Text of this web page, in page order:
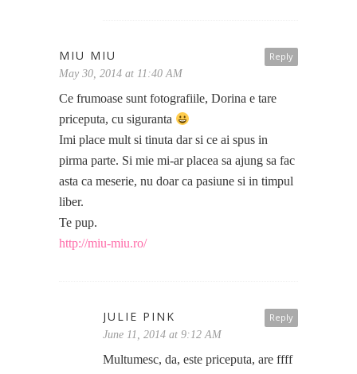
Reply
MIU MIU
May 30, 2014 at 11:40 AM
Ce frumoase sunt fotografiile, Dorina e tare
priceputa, cu siguranta
Imi place mult si tinuta dar si ce ai spus in
pirma parte. Si mie mi-ar placea sa ajung sa fac
asta ca meserie, nu doar ca pasiune si in timpul
liber.
Te pup.
http://miu-miu.ro/
Reply
JULIE PINK
June 11, 2014 at 9:12 AM
Multumesc, da, este priceputa, are ffff